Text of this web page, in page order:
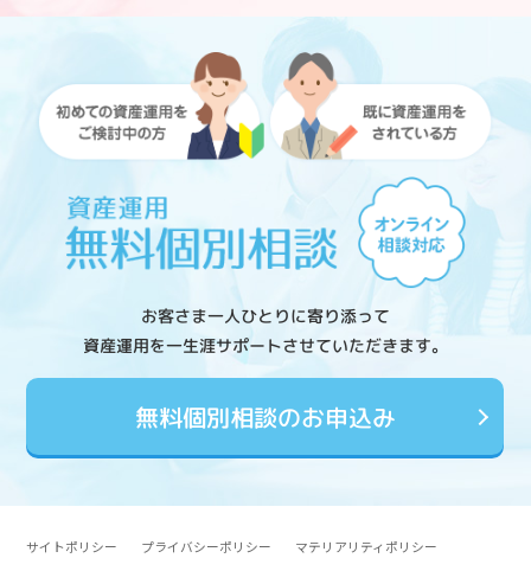
お客さま一人ひとりに寄り添って
資産運用を一生涯サポートさせていただきます。
無料個別相談のお申込み
サイトポリシー プライバシーポリシー
マテリアリティポリシー